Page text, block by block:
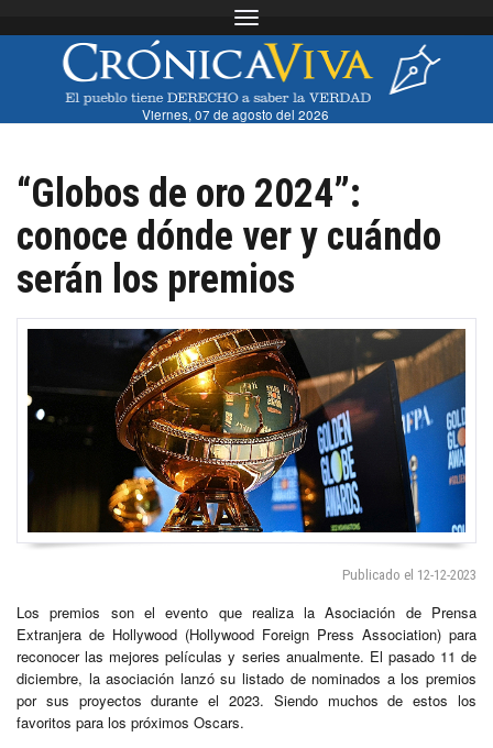
Toggle navigation
Viernes, 07 de agosto del 2026
“Globos de oro 2024”:
conoce dónde ver y cuándo
serán los premios
Publicado el 12-12-2023
Los premios son el evento que realiza la Asociación de Prensa
Extranjera de Hollywood (Hollywood Foreign Press Association) para
reconocer las mejores películas y series anualmente. El pasado 11 de
diciembre, la asociación lanzó su listado de nominados a los premios
por sus proyectos durante el 2023. Siendo muchos de estos los
favoritos para los próximos Oscars.